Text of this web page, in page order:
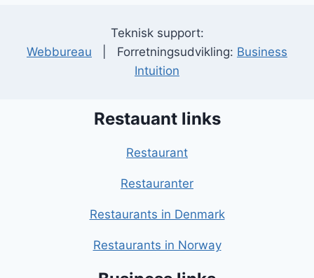
Teknisk support:
Webbureau | Forretningsudvikling: Business
Intuition
Restauant links
Restaurant
Restauranter
Restaurants in Denmark
Restaurants in Norway